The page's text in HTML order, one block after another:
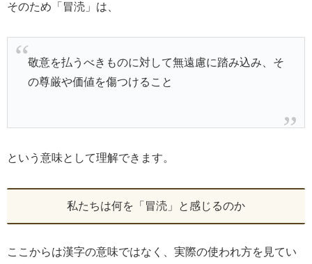
そのため「冒涜」は、
敬意を払うべきものに対して無遠慮に踏み込み、そ
の尊厳や価値を傷つけること
という意味として理解できます。
私たちは何を「冒涜」と感じるのか
ここからは漢字の意味ではなく、実際の使われ方を見てい